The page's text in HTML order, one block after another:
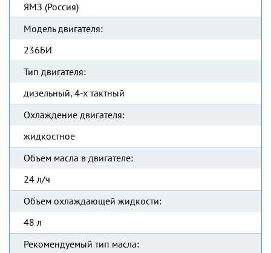
ЯМЗ (Россия)
Модель двигателя:
236БИ
Тип двигателя:
дизельный, 4-х тактный
Охлаждение двигателя:
жидкостное
Объем масла в двигателе:
24 л/ч
Объем охлаждающей жидкости:
48 л
Рекомендуемый тип масла: